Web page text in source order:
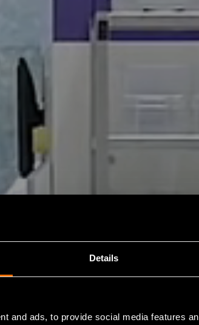
Details
and ads, to provide social media features